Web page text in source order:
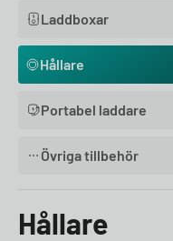
Laddboxar
Hållare
Portabel laddare
Övriga tillbehör
Hållare